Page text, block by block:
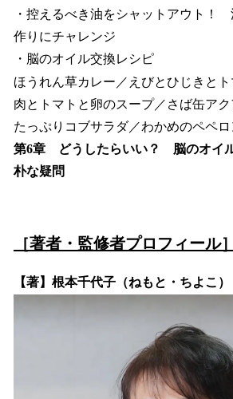
・控えるべき油をシャットアウト！
作りにチャレンジ
・脳のオイル交換レシピ
ほうれん草カレー／えびとひじきと
肉とトマトと卵のスープ／さば缶ア
たっぷりコブサラダ／わかめのペペ
第6章 どうしたらいい？ 脳のオイ
朴な疑問
［著者・監修者プロフィール］
【著】根本千代子（ねもと・ちよこ）